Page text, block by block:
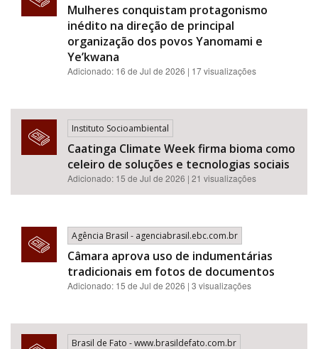
Mulheres conquistam protagonismo
inédito na direção de principal
organização dos povos Yanomami e
Ye’kwana
Adicionado: 16 de Jul de 2026 | 17 visualizações
Instituto Socioambiental
Caatinga Climate Week firma bioma como
celeiro de soluções e tecnologias sociais
Adicionado: 15 de Jul de 2026 | 21 visualizações
Agência Brasil - agenciabrasil.ebc.com.br
Câmara aprova uso de indumentárias
tradicionais em fotos de documentos
Adicionado: 15 de Jul de 2026 | 3 visualizações
Brasil de Fato - www.brasildefato.com.br